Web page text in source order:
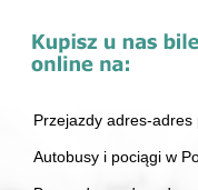
Przejazdy adres-adres
Autobusy i pociągi w